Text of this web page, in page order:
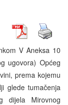
V Aneksa 10
ugovora) Općeg
prema kojemu
glede tumačenja
dijela Mirovnog